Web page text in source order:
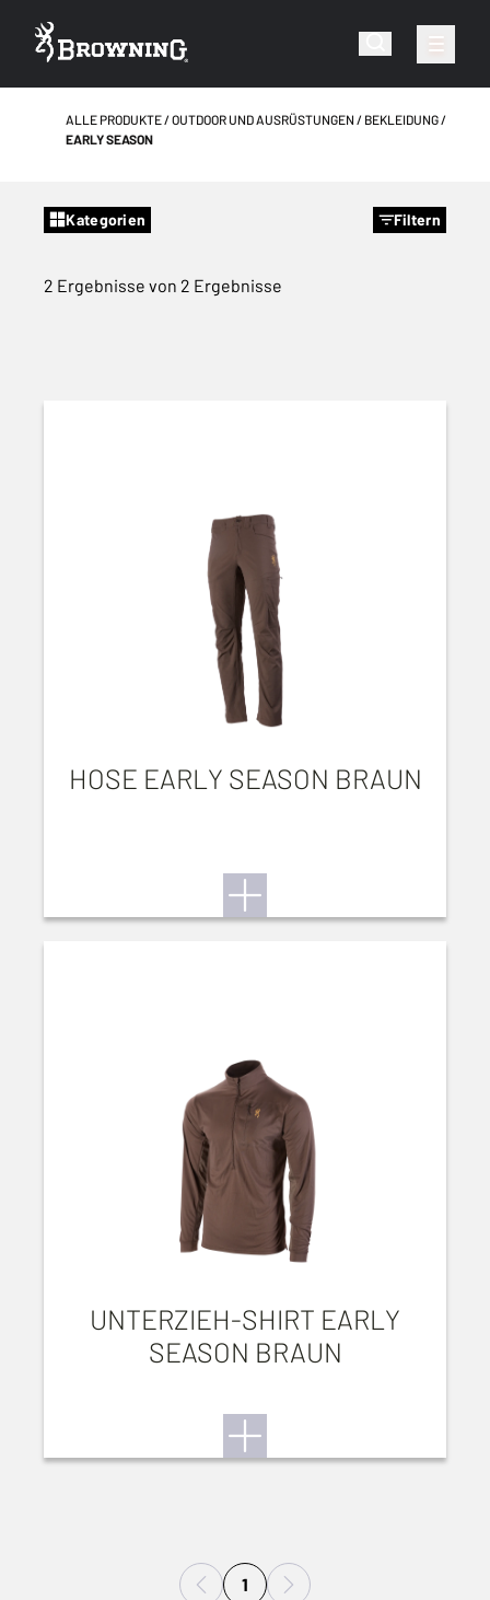
ALLE PRODUKTE OUTDOOR UND AUSRÜSTUNGEN
BEKLEIDUNG
EARLY SEASON
Kategorien Filtern
2 Ergebnisse von 2 Ergebnisse
HOSE EARLY SEASON BRAUN
UNTERZIEH-SHIRT EARLY
SEASON BRAUN
1